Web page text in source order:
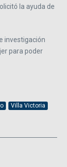
la ayuda de
investigación
para poder
Villa Victoria